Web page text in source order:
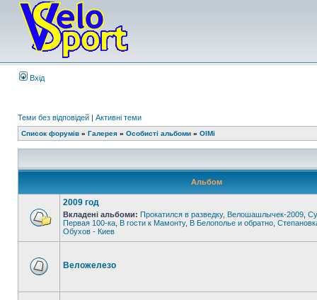
Вхід
Теми без відповідей | Активні теми
Список форумів » Галерея » Особисті альбоми » OlMi
Альбом
2009 год
Вкладені альбоми: Прокатился в разведку, Велошашлычек-2009
Первая 100-ка В гости к Мамонту, В Белополье и обратно
Обухов - Киев
Веложелезо